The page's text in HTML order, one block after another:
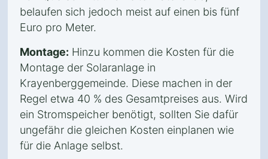
belaufen sich jedoch meist auf einen bis fünf
Euro pro Meter.
Montage: Hinzu kommen die Kosten für die
Montage der Solaranlage in
Krayenberggemeinde. Diese machen in der
Regel etwa 40 % des Gesamtpreises aus. Wird
ein Stromspeicher benötigt, sollten Sie dafür
ungefähr die gleichen Kosten einplanen wie
für die Anlage selbst.